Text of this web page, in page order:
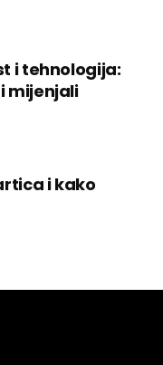
i tehnologija:
mijenjali
i kako